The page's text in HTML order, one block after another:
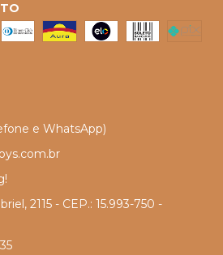
e WhatsApp)
2115 - CEP.: 15.993-750 -